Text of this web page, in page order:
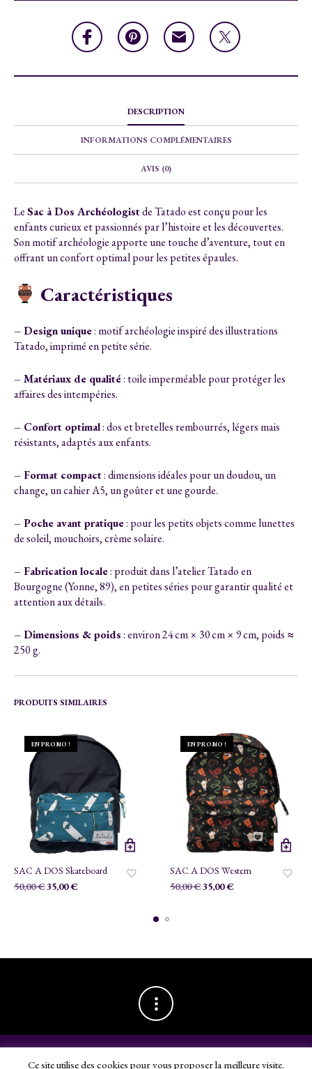
DESCRIPTION
INFORMATIONS COMPLÉMENTAIRES
AVIS (0)
LeSac à Dos Archéologistde Tatado est conçu pour les
enfants curieux et passionnés par l’histoire et les découvertes.
Son motif archéologie apporte une touche d’aventure, tout en
offrant un confort optimal pour les petites épaules.
Caractéristiques
– Design unique: motif archéologie inspiré des illustrations
Tatado, imprimé en petite série.
– Matériaux de qualité: toile imperméable pour protéger les
affaires des intempéries.
– Confort optimal: dos et bretelles rembourrés, légers mais
résistants, adaptés aux enfants.
– Format compact: dimensions idéales pour un doudou, un
change, un cahier A5, un goûter et une gourde.
– Poche avant pratique: pour les petits objets comme lunettes
de soleil, mouchoirs, crème solaire.
– Fabrication locale: produit dans l’atelier Tatado en
Bourgogne (Yonne, 89), en petites séries pour garantir qualité et
attention aux détails.
– Dimensions & poids: environ 24 cm × 30 cm × 9 cm, poids ≈
250 g.
PRODUITS SIMILAIRES
EN PROMO !
SAC A DOS Skateboard
50,00€Le
35,00€Le
EN PROMO !
SAC A DOS Western
50,00€Le
35,00€Le
Ce site utilise des cookies pour vous proposer la meilleure visite.